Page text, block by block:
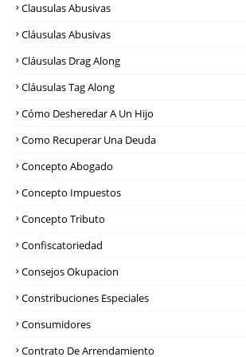
Clausulas Abusivas
Cláusulas Abusivas
Cláusulas Drag Along
Cláusulas Tag Along
Cómo Desheredar A Un Hijo
Como Recuperar Una Deuda
Concepto Abogado
Concepto Impuestos
Concepto Tributo
Confiscatoriedad
Consejos Okupacion
Constribuciones Especiales
Consumidores
Contrato De Arrendamiento